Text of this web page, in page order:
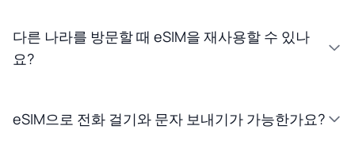
다른 나라를 방문할 때 eSIM을 재사용할 수 있나
요?
eSIM으로 전화 걸기와 문자 보내기가 가능한가요?